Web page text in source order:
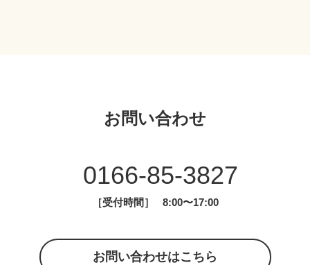
お問い合わせ
0166-85-3827
［受付時間］ 8:00〜17:00
お問い合わせはこちら